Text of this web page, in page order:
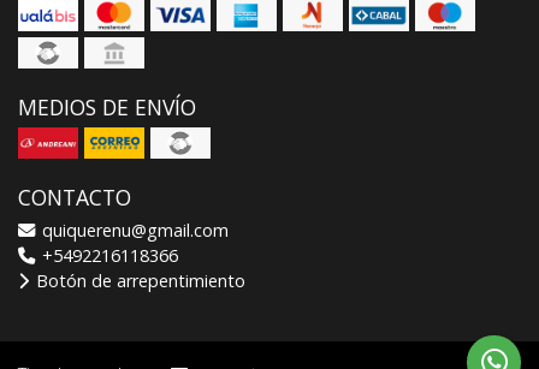
MEDIOS DE ENVÍO
CONTACTO
quiquerenu@gmail.com
+5492216118366
Botón de arrepentimiento